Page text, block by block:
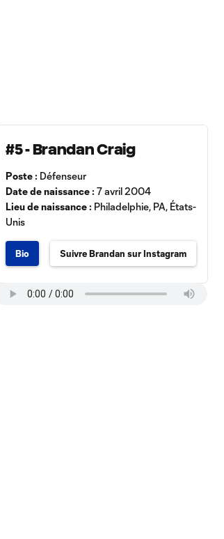
#5 - Brandan Craig
Poste : Défenseur
Date de naissance : 7 avril 2004
Lieu de naissance : Philadelphie, PA, États-
Unis
Bio Suivre Brandan sur Instagram